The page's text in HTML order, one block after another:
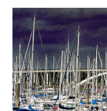
Un
séminaire
en
Bretagne
en
hiver
au
bord